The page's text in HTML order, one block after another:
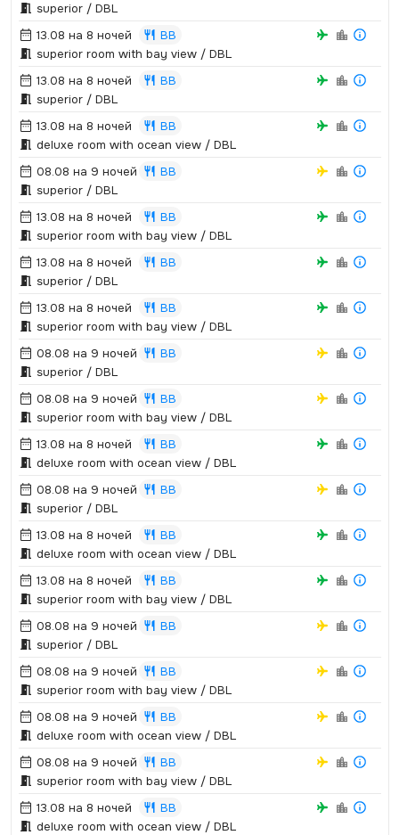
superior / DBL
13.08 на 8 ночей
BB
superior room with bay view / DBL
13.08 на 8 ночей
BB
superior / DBL
13.08 на 8 ночей
BB
deluxe room with ocean view / DBL
08.08 на 9 ночей
BB
superior / DBL
13.08 на 8 ночей
BB
superior room with bay view / DBL
13.08 на 8 ночей
BB
superior / DBL
13.08 на 8 ночей
BB
superior room with bay view / DBL
08.08 на 9 ночей
BB
superior / DBL
08.08 на 9 ночей
BB
superior room with bay view / DBL
13.08 на 8 ночей
BB
deluxe room with ocean view / DBL
08.08 на 9 ночей
BB
superior / DBL
13.08 на 8 ночей
BB
deluxe room with ocean view / DBL
13.08 на 8 ночей
BB
superior room with bay view / DBL
08.08 на 9 ночей
BB
superior / DBL
08.08 на 9 ночей
BB
superior room with bay view / DBL
08.08 на 9 ночей
BB
deluxe room with ocean view / DBL
08.08 на 9 ночей
BB
superior room with bay view / DBL
13.08 на 8 ночей
BB
deluxe room with ocean view / DBL